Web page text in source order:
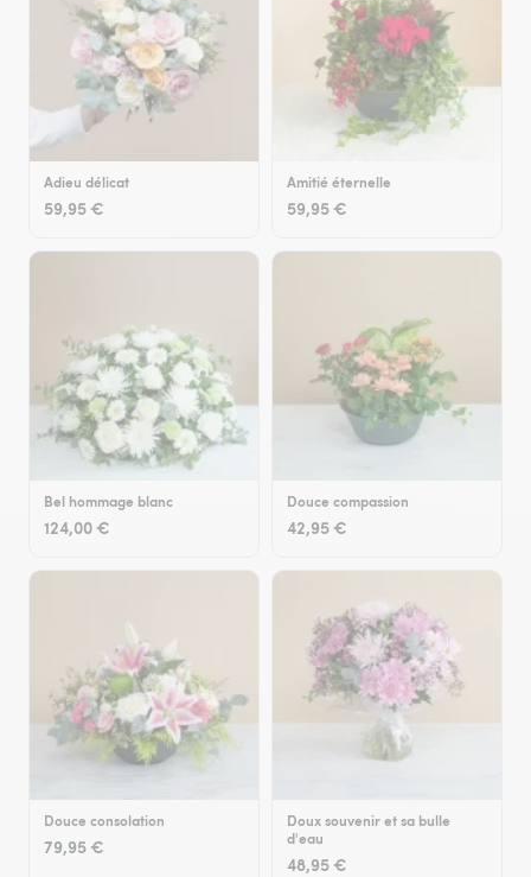
Adieu délicat
59,95 €
Amitié éternelle
59,95 €
Bel hommage blanc
124,00 €
Douce compassion
42,95 €
Douce consolation
79,95 €
Doux souvenir et sa bulle
d'eau
48,95 €